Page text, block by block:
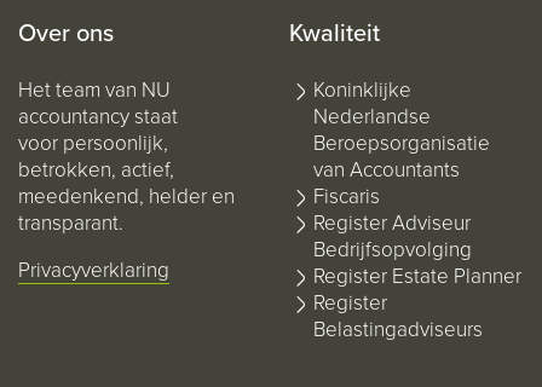
Over ons
Het team van NU
accountancy staat
voor persoonlijk,
betrokken, actief,
meedenkend, helder en
transparant.
Privacyverklaring
Kwaliteit
Koninklijke
Nederlandse
Beroepsorganisatie
van Accountants
Fiscaris
Register Adviseur
Bedrijfsopvolging
Register Estate Planner
Register
Belastingadviseurs